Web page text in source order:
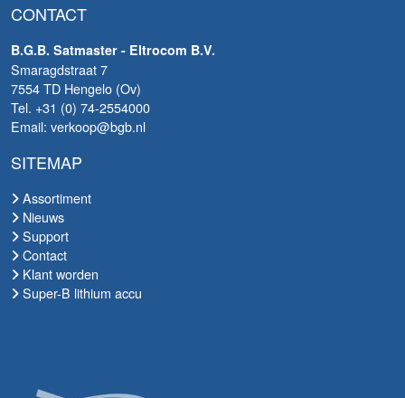
CONTACT
B.G.B. Satmaster - Eltrocom B.V.
Smaragdstraat 7
7554 TD Hengelo (Ov)
Tel. +31 (0) 74-2554000
Email: verkoop@bgb.nl
SITEMAP
Assortiment
Nieuws
Support
Contact
Klant worden
Super-B lithium accu